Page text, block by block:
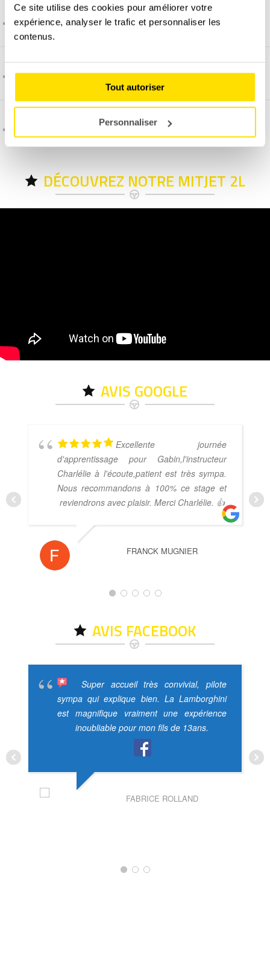
Ce site utilise des cookies pour améliorer votre
expérience, analyser le trafic et personnaliser les
contenus.
Tout autoriser
Personnaliser
Informations pratiques :
Comment et quand programmer un stage ?
C'est quoi l'assurance dégâts matériel ?
DÉCOUVREZ NOTRE MITJET 2L
AVIS GOOGLE
Excellente journée
d'apprentissage pour Gabin,l'instructeur
Charlélie à l'écoute,patient est très sympa.
Nous recommandons à 100% ce stage et
reviendrons avec plaisir. Merci Charlélie. 👍
FRANCK MUGNIER
AVIS FACEBOOK
Super accueil très convivial, pilote
sympa qui explique bien. La Lamborghini
est magnifique vraiment une expérience
inoubliable pour mon fils de 13ans.
FABRICE ROLLAND